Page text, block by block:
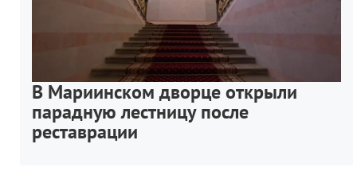
В Мариинском дворце открыли
парадную лестницу после
реставрации